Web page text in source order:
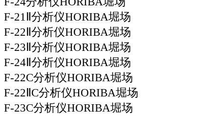
F-21Ⅱ分析仪HORIBA堀场
F-22Ⅱ分析仪HORIBA堀场
F-23Ⅱ分析仪HORIBA堀场
F-24Ⅱ分析仪HORIBA堀场
F-22C分析仪HORIBA堀场
F-22ⅡC分析仪HORIBA堀场
F-23C分析仪HORIBA堀场